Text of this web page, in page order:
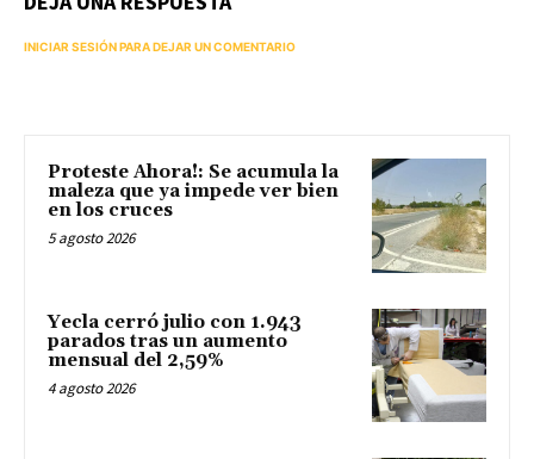
INICIAR SESIÓN PARA DEJAR UN COMENTARIO
Proteste Ahora!: Se acumula la
maleza que ya impede ver bien
en los cruces
5 agosto 2026
Yecla cerró julio con 1.943
parados tras un aumento
mensual del 2,59%
4 agosto 2026